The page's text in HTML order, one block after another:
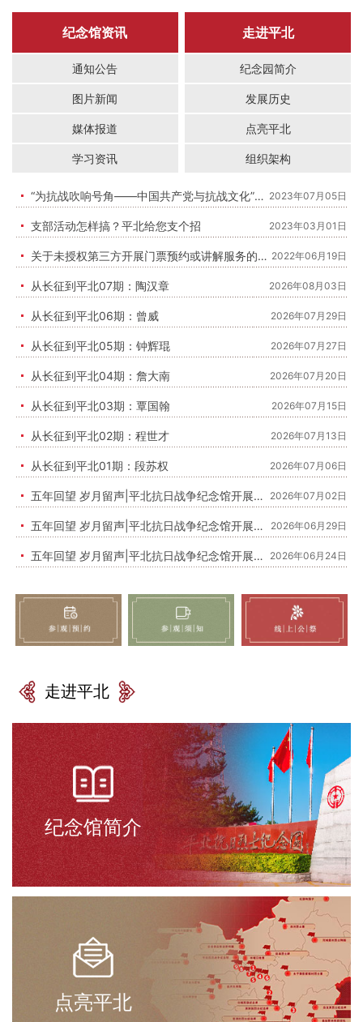
纪念馆资讯
通知公告
图片新闻
媒体报道
学习资讯
走进平北
纪念园简介
发展历史
点亮平北
组织架构
2023年07月05日
“为抗战吹响号角——中国共产党与抗战文化”巡展开展啦！
2023年03月01日
支部活动怎样搞？平北给您支个招
2022年06月19日
关于未授权第三方开展门票预约或讲解服务的声明
2026年08月03日
从长征到平北07期：陶汉章
2026年07月29日
从长征到平北06期：曾威
2026年07月27日
从长征到平北05期：钟辉琨
2026年07月20日
从长征到平北04期：詹大南
2026年07月15日
从长征到平北03期：覃国翰
2026年07月13日
从长征到平北02期：程世才
2026年07月06日
从长征到平北01期：段苏权
2026年07月02日
五年回望 岁月留声|平北抗日战争纪念馆开展五周年纪事【2025】
2026年06月29日
五年回望 岁月留声|平北抗日战争纪念馆开展五周年纪事【2024】
2026年06月24日
五年回望 岁月留声|平北抗日战争纪念馆开展五周年纪事【2023】
走进平北
纪念馆简介
点亮平北